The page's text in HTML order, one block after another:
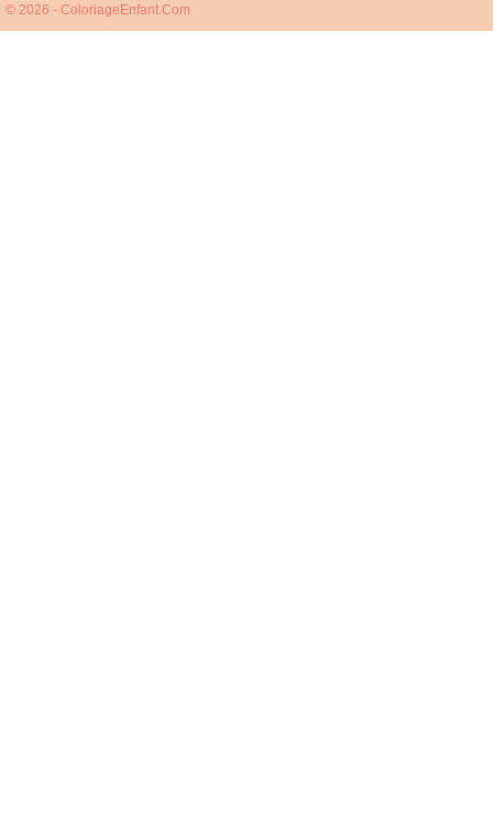
© 2026 - ColoriageEnfant.Com